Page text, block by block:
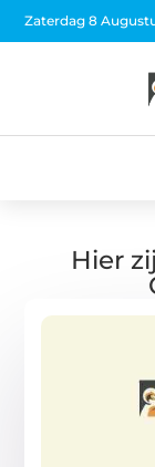
Zaterdag 8
Hier